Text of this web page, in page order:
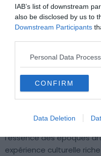
IAB’s list of downstream
also be disclosed by us to
Downstream Participants
Personal Data
CONFIRM
Data Deletion
Pourquoi nous l’avons
Šternberský palác
) est
chaque salle raconte
travers ses chefs-
Renaissance aux
l’essence des époques
expérience culturelle